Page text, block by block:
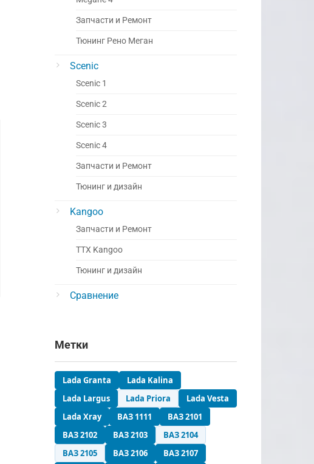
Запчасти и Ремонт
Тюнинг Рено Меган
Scenic
Scenic 1
Scenic 2
Scenic 3
Scenic 4
Запчасти и Ремонт
Тюнинг и дизайн
Kangoo
Запчасти и Ремонт
ТТХ Kangoo
Тюнинг и дизайн
Сравнение
Метки
Lada Granta
Lada Kalina
Lada Largus
Lada Priora
Lada Vesta
Lada Xray
ВАЗ 1111
ВАЗ 2101
ВАЗ 2102
ВАЗ 2103
ВАЗ 2104
ВАЗ 2105
ВАЗ 2106
ВАЗ 2107